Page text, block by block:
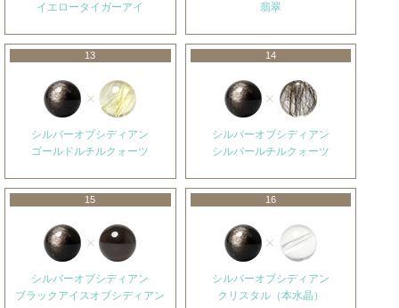
イエロータイガーアイ
翡翠
13
シルバーオブシディアン
ゴールドルチルクォーツ
14
シルバーオブシディアン
シルバールチルクォーツ
15
シルバーオブシディアン
ブラックアイスオブシディアン
16
シルバーオブシディアン
クリスタル（本水晶）